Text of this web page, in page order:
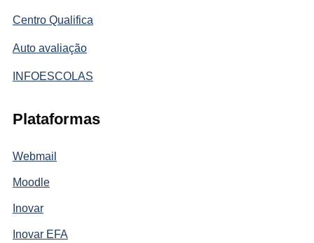
Centro Qualifica
Auto avaliação
INFOESCOLAS
Plataformas
Webmail
Moodle
Inovar
Inovar EFA